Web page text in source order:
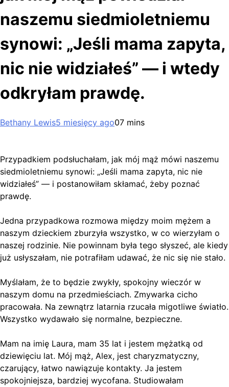
naszemu siedmioletniemu
synowi: „Jeśli mama zapyta,
nic nie widziałeś” — i wtedy
odkryłam prawdę.
Bethany Lewis5 miesięcy ago07 mins
Przypadkiem podsłuchałam, jak mój mąż mówi naszemu
siedmioletniemu synowi: „Jeśli mama zapyta, nic nie
widziałeś” — i postanowiłam skłamać, żeby poznać
prawdę.
Jedna przypadkowa rozmowa między moim mężem a
naszym dzieckiem zburzyła wszystko, w co wierzyłam o
naszej rodzinie. Nie powinnam była tego słyszeć, ale kiedy
już usłyszałam, nie potrafiłam udawać, że nic się nie stało.
Myślałam, że to będzie zwykły, spokojny wieczór w
naszym domu na przedmieściach. Zmywarka cicho
pracowała. Na zewnątrz latarnia rzucała migotliwe światło.
Wszystko wydawało się normalne, bezpieczne.
Mam na imię Laura, mam 35 lat i jestem mężatką od
dziewięciu lat. Mój mąż, Alex, jest charyzmatyczny,
czarujący, łatwo nawiązuje kontakty. Ja jestem
spokojniejsza, bardziej wycofana. Studiowałam